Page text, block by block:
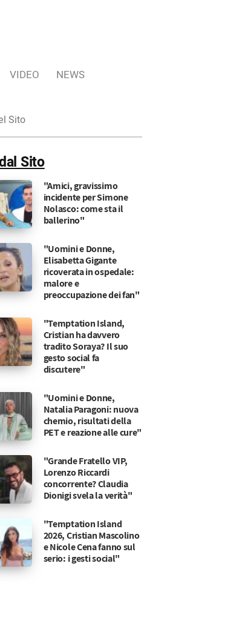
VIDEO NEWS
Moro: “Ho fatto il test di
essersi lasciata
Sito
"Amici, gravissimo
incidente per Simone
Nolasco: come sta il
ballerino"
"Uomini e Donne,
Elisabetta Gigante
ricoverata in ospedale:
malore e
preoccupazione dei fan"
"Temptation Island,
Cristian ha davvero
tradito Soraya? Il suo
gesto social fa
discutere"
"Uomini e Donne,
Natalia Paragoni: nuova
chemio, risultati della
PET e reazione alle cure"
"Grande Fratello VIP,
Lorenzo Riccardi
concorrente? Claudia
Dionigi svela la verità"
"Temptation Island
2026, Cristian Mascolino
e Nicole Cena fanno sul
serio: i gesti social"